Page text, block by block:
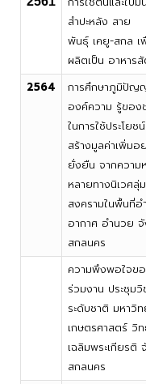
สำปะหลัง สาย
พันธุ์ เคยู-สกล เ
ผลิตเป็น อาหาร
2564
การศึกษาภูมิปัญ
องค์ความ รู้ของ
ในการใช้ประโยช
สร้างมูลค่าเพิ่มอ
ยั่งยืน จากความ
หลายทางนิเวศลุ่
สงครามในพื้นที่อ
อากาศ อำนวย
สกลนคร
ความพึงพอใจขอ
ร่วมงาน ประชุมวิ
ระดับชาติ มหาวิ
เกษตรศาสตร์ วิท
เฉลิมพระเกียรติ
สกลนคร